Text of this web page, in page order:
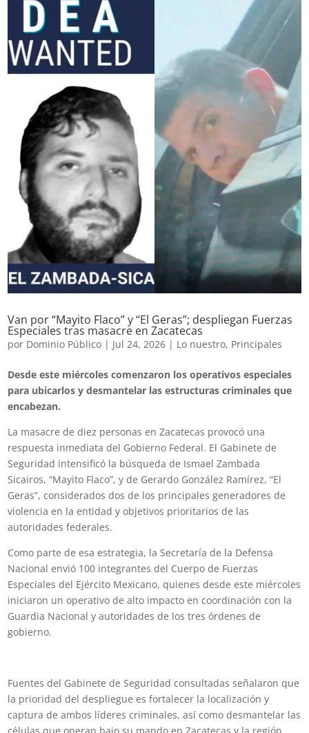
Van por “Mayito Flaco” y “El Geras”; despliegan Fuerzas
Especiales tras masacre en Zacatecas
por Dominio Público | Jul 24, 2026 | Lo nuestro, Principales
Desde este miércoles comenzaron los operativos especiales
para ubicarlos y desmantelar las estructuras criminales que
encabezan.
La masacre de diez personas en Zacatecas provocó una
respuesta inmediata del Gobierno Federal. El Gabinete de
Seguridad intensificó la búsqueda de Ismael Zambada
Sicairos, “Mayito Flaco”, y de Gerardo González Ramírez, “El
Geras”, considerados dos de los principales generadores de
violencia en la entidad y objetivos prioritarios de las
autoridades federales.
Como parte de esa estrategia, la Secretaría de la Defensa
Nacional envió 100 integrantes del Cuerpo de Fuerzas
Especiales del Ejército Mexicano, quienes desde este miércoles
iniciaron un operativo de alto impacto en coordinación con la
Guardia Nacional y autoridades de los tres órdenes de
gobierno.
Fuentes del Gabinete de Seguridad consultadas señalaron que
la prioridad del despliegue es fortalecer la localización y
captura de ambos líderes criminales, así como desmantelar las
células que operan bajo su mando en Zacatecas y la región